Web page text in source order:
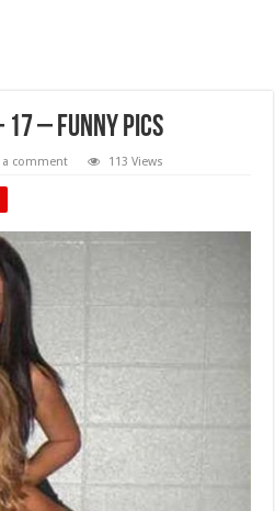
17 – Funny Pics
a comment 113 Views